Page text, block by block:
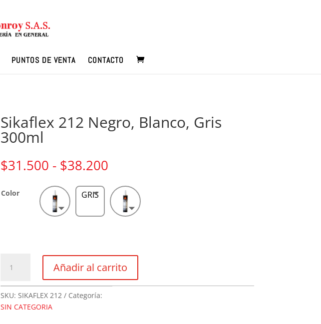
PUNTOS DE VENTA CONTACTO
Sikaflex 212 Negro, Blanco, Gris
300ml
$31.500 - $38.200Rango
precios:
desde
$31.500
hasta
Color GRIS
212
Blanco,
Gris
Añadir al carrito
SKU: SIKAFLEX 212
Categoría:
SIN CATEGORIA